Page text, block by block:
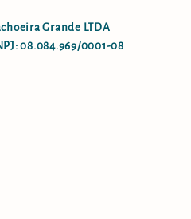
Grande LTDA
08.084.969/0001-08